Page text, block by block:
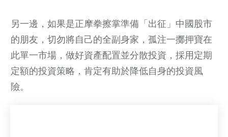
另一邊，如果是正摩拳擦掌準備「出征」中國股市
的朋友，切勿將自己的全副身家，孤注一擲押寶在
此單一市場，做好資產配置並分散投資，採用定期
定額的投資策略，肯定有助於降低自身的投資風
險。